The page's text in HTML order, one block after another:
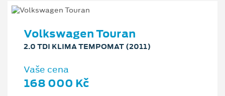
Volkswagen Touran
2.0 TDI KLIMA TEMPOMAT (2011)
Vaše cena
168 000 Kč